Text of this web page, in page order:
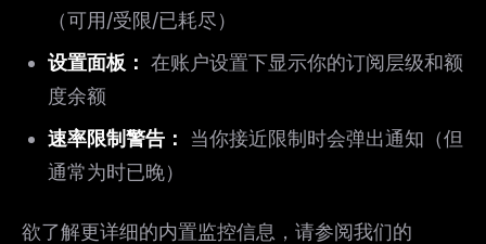
（可用/受限/已耗尽）
设置面板： 在账户设置下显示你的订阅层级和额
度余额
速率限制警告：
当你接近限制时会弹出通知（但
通常为时已晚）
欲了解更详细的内置监控信息，请参阅我们的